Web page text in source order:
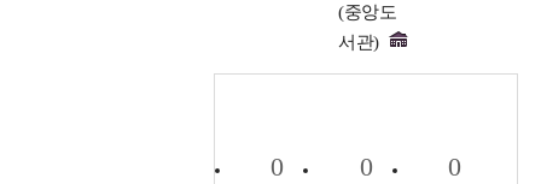
(중앙도
서관)
0 0 0